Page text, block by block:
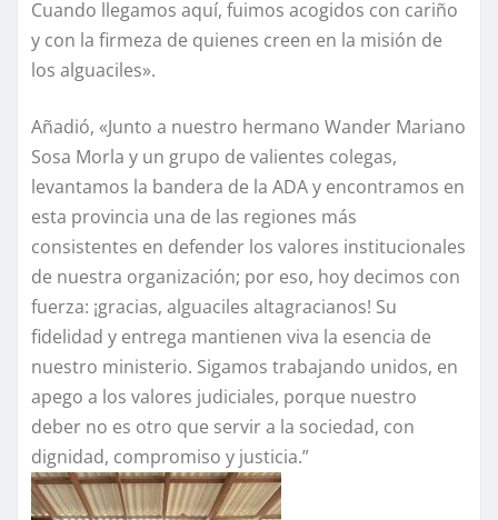
Cuando llegamos aquí, fuimos acogidos con cariño
y con la firmeza de quienes creen en la misión de
los alguaciles».
Añadió, «Junto a nuestro hermano Wander Mariano
Sosa Morla y un grupo de valientes colegas,
levantamos la bandera de la ADA y encontramos en
esta provincia una de las regiones más
consistentes en defender los valores institucionales
de nuestra organización; por eso, hoy decimos con
fuerza: ¡gracias, alguaciles altagracianos! Su
fidelidad y entrega mantienen viva la esencia de
nuestro ministerio. Sigamos trabajando unidos, en
apego a los valores judiciales, porque nuestro
deber no es otro que servir a la sociedad, con
dignidad, compromiso y justicia.”